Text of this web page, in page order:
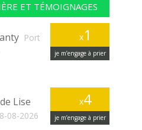
ET TÉMOIGNAGES
x1
je m’engage à prier
Port
x4
je m’engage à prier
Lise
08-2026